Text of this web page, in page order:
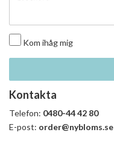
Kom ihåg mig
Kontakta
Telefon: 0480-44 42 80
E-post: order@nybloms.se